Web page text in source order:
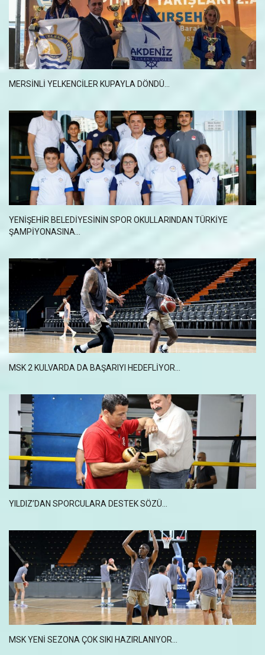
MERSINLI YELKENCILER KUPAYLA DÖNDÜ...
YENIŞEHIR BELEDIYESININ SPOR OKULLARINDAN TÜRKIYE
ŞAMPIYONASINA...
MSK 2 KULVARDA DA BAŞARIYI HEDEFLİYOR...
YILDIZ’DAN SPORCULARA DESTEK SÖZÜ...
MSK YENİ SEZONA ÇOK SIKI HAZIRLANIYOR...